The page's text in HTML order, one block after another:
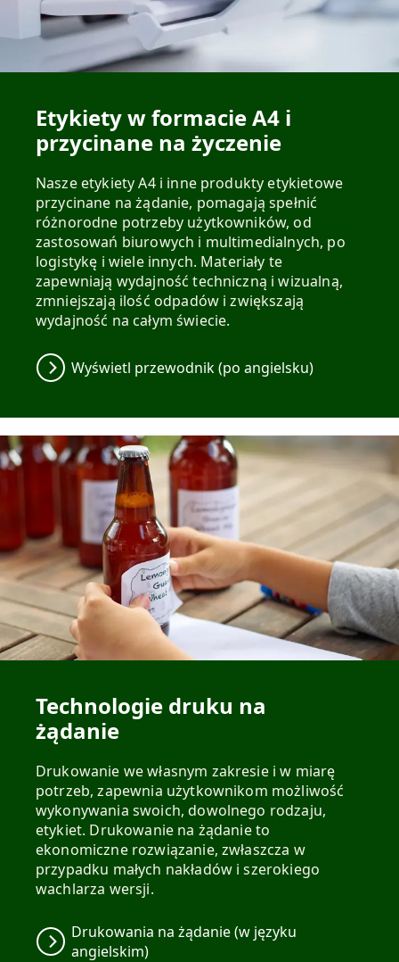
Etykiety w formacie A4 i
przycinane na życzenie
Nasze etykiety A4 i inne produkty etykietowe
przycinane na żądanie, pomagają spełnić
różnorodne potrzeby użytkowników, od
zastosowań biurowych i multimedialnych, po
logistykę i wiele innych. Materiały te
zapewniają wydajność techniczną i wizualną,
zmniejszają ilość odpadów i zwiększają
wydajność na całym świecie.
Wyświetl przewodnik (po angielsku)
Technologie druku na
żądanie
Drukowanie we własnym zakresie i w miarę
potrzeb, zapewnia użytkownikom możliwość
wykonywania swoich, dowolnego rodzaju,
etykiet. Drukowanie na żądanie to
ekonomiczne rozwiązanie, zwłaszcza w
przypadku małych nakładów i szerokiego
wachlarza wersji.
Drukowania na żądanie (w języku
angielskim)